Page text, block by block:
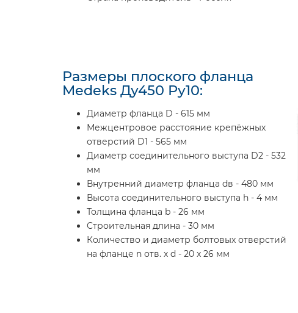
Размеры плоского фланца
Medeks Ду450 Ру10:
Диаметр фланца D - 615 мм
Межцентровое расстояние крепёжных
отверстий D1 - 565 мм
Диаметр соединительного выступа D2 - 532
мм
Внутренний диаметр фланца dв - 480 мм
Высота соединительного выступа h - 4 мм
Толщина фланца b - 26 мм
Строительная длина - 30 мм
Количество и диаметр болтовых отверстий
на фланце n отв. х d - 20 x 26 мм